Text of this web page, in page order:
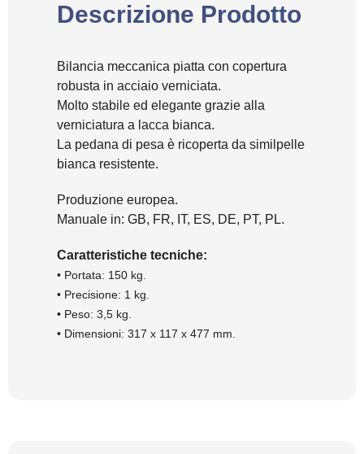
Descrizione Prodotto
Bilancia meccanica piatta con copertura
robusta in acciaio verniciata.
Molto stabile ed elegante grazie alla
verniciatura a lacca bianca.
La pedana di pesa è ricoperta da similpelle
bianca resistente.
Produzione europea.
Manuale in: GB, FR, IT, ES, DE, PT, PL.
Caratteristiche tecniche:
• Portata: 150 kg.
• Precisione: 1 kg.
• Peso: 3,5 kg.
• Dimensioni: 317 x 117 x 477 mm.